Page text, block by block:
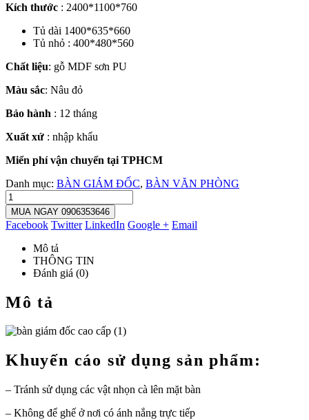
Kích thước : 2400*1100*760
Tủ dài 1400*635*660
Tủ nhỏ : 400*480*560
Chất liệu: gỗ MDF sơn PU
Màu sắc: Nâu đỏ
Bảo hành : 12 tháng
Xuất xứ : nhập khẩu
Miển phí vận chuyển tại TPHCM
Danh mục: BÀN GIÁM ĐỐC, BÀN VĂN PHÒNG
MUA NGAY 0906353646
Facebook Twitter LinkedIn Google + Email
Mô tả
THÔNG TIN
Đánh giá (0)
Mô tả
Khuyến cáo sử dụng sản phẩm:
– Tránh sử dụng các vật nhọn cà lên mặt bàn
– Không để ghế ở nơi có ánh nắng trực tiếp